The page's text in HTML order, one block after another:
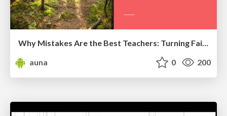
Why Mistakes Are the Best Teachers: Turning Failure into a Pathway for Growth
auna
0 200